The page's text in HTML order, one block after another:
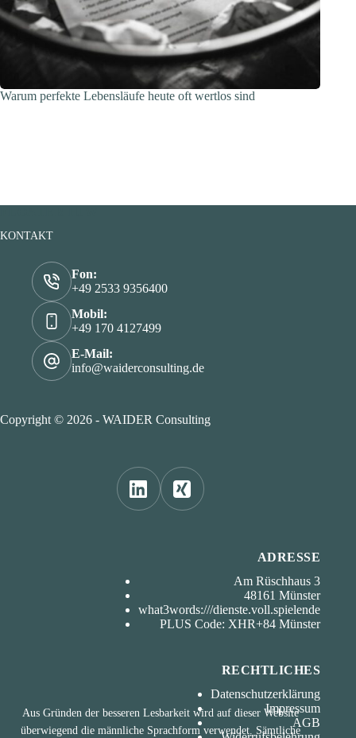
Warum perfekte Lebensläufe heute oft wertlos sind
KONTAKT
Fon:
+49 2533 9356400
Mobil:
+49 170 4127499
E-Mail:
info@waiderconsulting.de
Copyright © 2026 - WAIDER Consulting
ADRESSE
Am Rüschhaus 3
48161 Münster
what3words:///dienste.voll.spielende
PLUS Code: XHR+84 Münster
RECHTLICHES
Datenschutzerklärung
Impressum
AGB
Aus Gründen der besseren Lesbarkeit wird auf dieser Website
überwiegend die männliche Sprachform verwendet. Sämtliche